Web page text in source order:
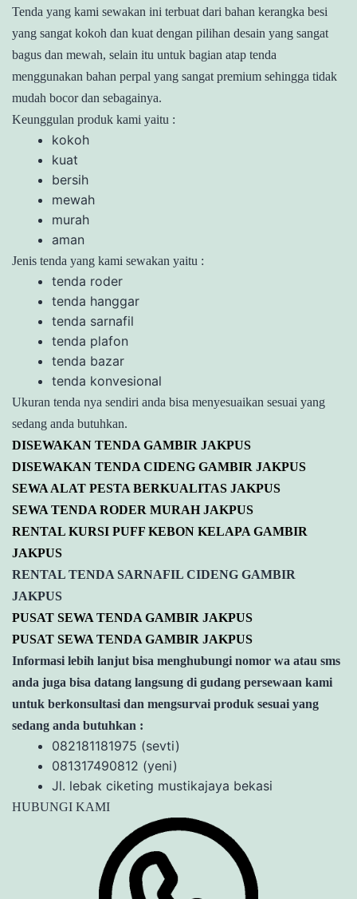
Tenda yang kami sewakan ini terbuat dari bahan kerangka besi
yang sangat kokoh dan kuat dengan pilihan desain yang sangat
bagus dan mewah, selain itu untuk bagian atap tenda
menggunakan bahan perpal yang sangat premium sehingga tidak
mudah bocor dan sebagainya.
Keunggulan produk kami yaitu :
kokoh
kuat
bersih
mewah
murah
aman
Jenis tenda yang kami sewakan yaitu :
tenda roder
tenda hanggar
tenda sarnafil
tenda plafon
tenda bazar
tenda konvesional
Ukuran tenda nya sendiri anda bisa menyesuaikan sesuai yang
sedang anda butuhkan.
DISEWAKAN TENDA GAMBIR JAKPUS
DISEWAKAN TENDA CIDENG GAMBIR JAKPUS
SEWA ALAT PESTA BERKUALITAS JAKPUS
SEWA TENDA RODER MURAH JAKPUS
RENTAL KURSI PUFF KEBON KELAPA GAMBIR
JAKPUS
RENTAL TENDA SARNAFIL CIDENG GAMBIR
JAKPUS
PUSAT SEWA TENDA GAMBIR JAKPUS
PUSAT SEWA TENDA GAMBIR JAKPUS
Informasi lebih lanjut bisa menghubungi nomor wa atau sms
anda juga bisa datang langsung di gudang persewaan kami
untuk berkonsultasi dan mengsurvai produk sesuai yang
sedang anda butuhkan :
082181181975 (sevti)
081317490812 (yeni)
Jl. lebak ciketing mustikajaya bekasi
HUBUNGI KAMI